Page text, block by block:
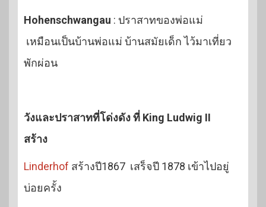
Hohenschwangau : ปราสาทของพ่อแม่
เหมือนเป็นบ้านพ่อแม่ บ้านสมัยเด็ก ไว้มาเที่ยว
พักผ่อน
วังและปราสาทที่โด่งดัง ที่ King Ludwig II
สร้าง
Linderhof สร้างปี1867 เสร็จปี 1878 เข้าไปอยู่
บ่อยครั้ง